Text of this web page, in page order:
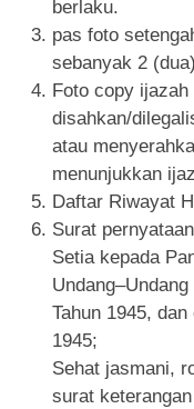
berlaku.
pas foto
sebanyak 2
Foto copy
disahkan/
atau
menunjukkan
Daftar Riwayat
Surat
Setia kepada
Tahun 1945,
1945;
Sehat jasmani,
surat